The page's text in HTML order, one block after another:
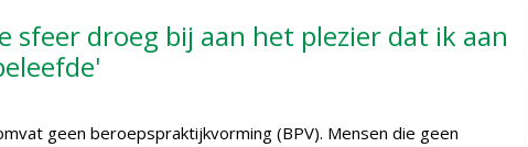
sfeer droeg bij aan het plezier dat ik aan
geen beroepspraktijkvorming (BPV). Mensen die geen